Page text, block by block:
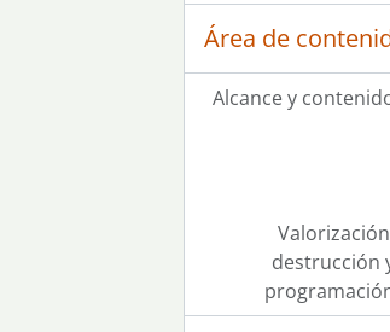
Área de
Alcance y
destrucción